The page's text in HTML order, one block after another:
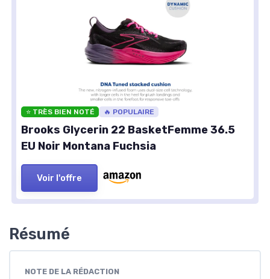
⭐ TRÈS BIEN NOTÉ 🔥 POPULAIRE
Brooks Glycerin 22 BasketFemme 36.5
EU Noir Montana Fuchsia
Voir l'offre
Résumé
NOTE DE LA RÉDACTION